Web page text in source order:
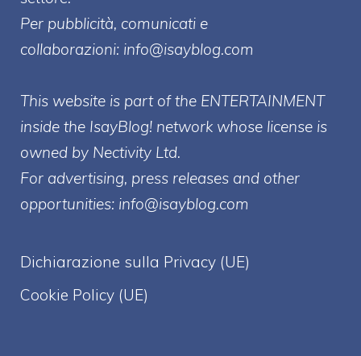
Per pubblicità, comunicati e
collaborazioni: info@isayblog.com
This website is part of the ENTERTAINMENT
inside the IsayBlog! network whose license is
owned by Nectivity Ltd.
For advertising, press releases and other
opportunities: info@isayblog.com
Dichiarazione sulla Privacy (UE)
Cookie Policy (UE)